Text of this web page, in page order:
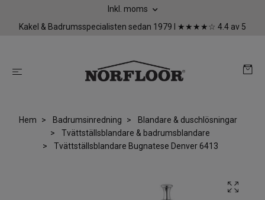
Inkl. moms
Kakel & Badrumsspecialisten sedan 1979 I ★★★★☆ 4.4 av 5
Hem Badrumsinredning
Blandare & duschlösningar
Tvättställsblandare & badrumsblandare
Tvättställsblandare Bugnatese Denver 6413